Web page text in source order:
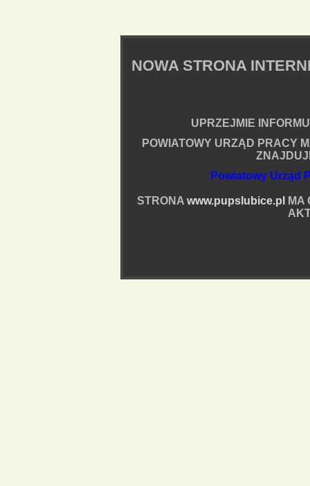
NOWA STRONA
UPRZEJMIE
POWIATOWY URZĄD PRACY
Powiatowy Urząd
STRONA www.pupslubice.pl
MA